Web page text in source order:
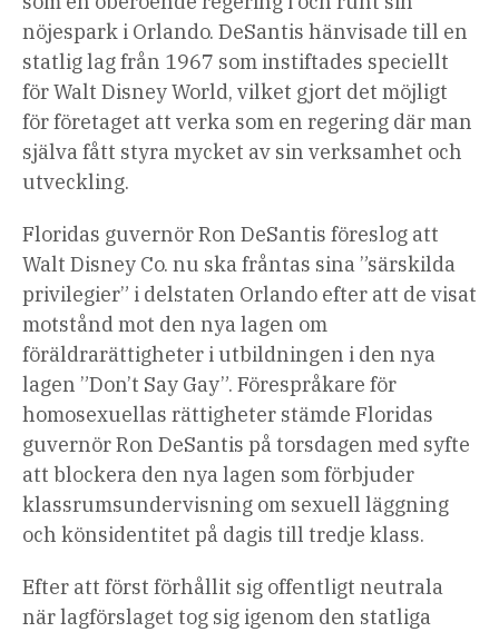
nöjespark i Orlando. DeSantis hänvisade till en
statlig lag från 1967 som instiftades speciellt
för Walt Disney World, vilket gjort det möjligt
för företaget att verka som en regering där man
själva fått styra mycket av sin verksamhet och
utveckling.
Floridas guvernör Ron DeSantis föreslog att
Walt Disney Co. nu ska fråntas sina ”särskilda
privilegier” i delstaten Orlando efter att de visat
motstånd mot den nya lagen om
föräldrarättigheter i utbildningen i den nya
lagen ”Don’t Say Gay”. Förespråkare för
homosexuellas rättigheter stämde Floridas
guvernör Ron DeSantis på torsdagen med syfte
att blockera den nya lagen som förbjuder
klassrumsundervisning om sexuell läggning
och könsidentitet på dagis till tredje klass.
Efter att först förhållit sig offentligt neutrala
när lagförslaget tog sig igenom den statliga